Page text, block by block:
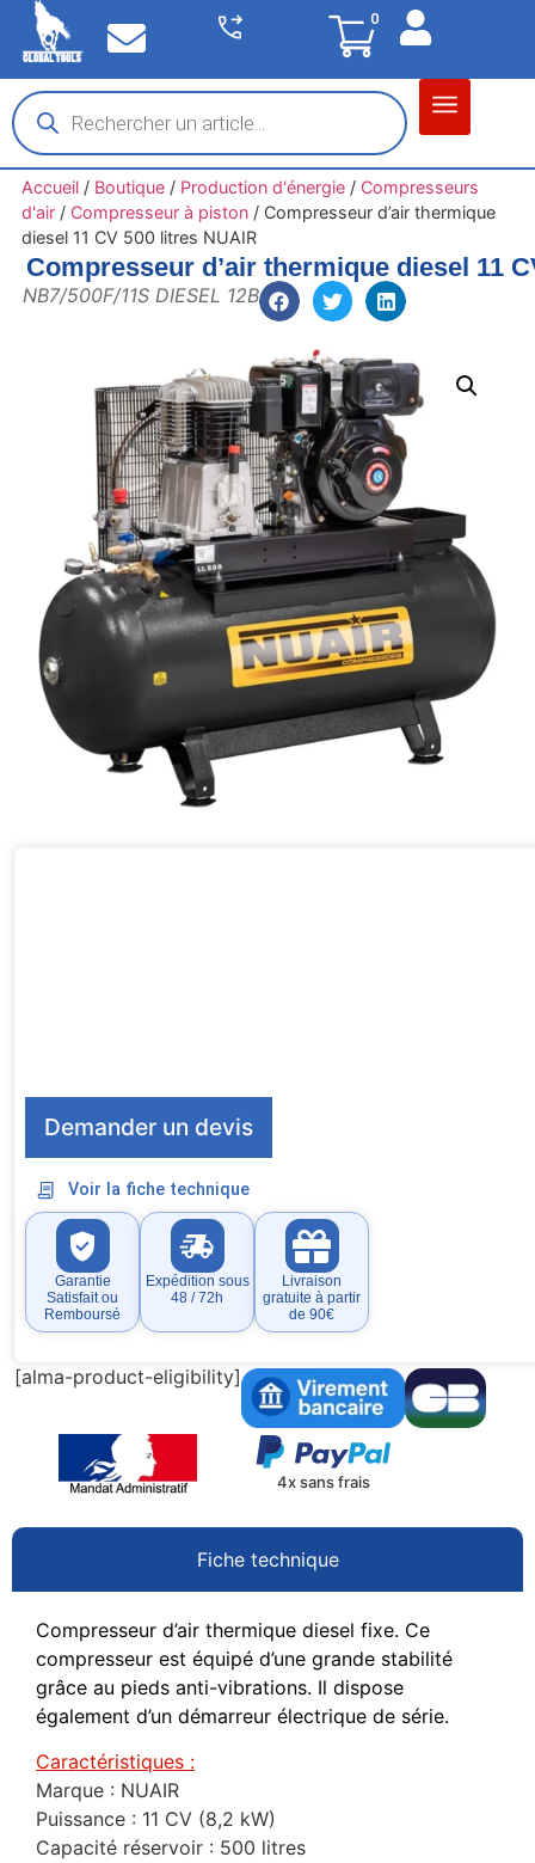
0
Accueil/ Boutique/ Production d'énergie/ Compresseurs
d'air/ Compresseur à piston/ Compresseur d’air thermique
diesel 11 CV 500 litres NUAIR
Compresseur d’air thermique diesel 11
NB7/500F/11S DIESEL 12B
Demander un devis
Voir la fiche technique
Garantie
Satisfait ou
Remboursé
Expédition sous
48 / 72h
Livraison
gratuite à partir
de 90€
[alma-product-eligibility]
4x sans frais
Fiche technique
Compresseur d’air thermique diesel fixe. Ce
compresseur est équipé d’une grande stabilité
grâce au pieds anti-vibrations. Il dispose
également d’un démarreur électrique de série.
Caractéristiques :
Marque : NUAIR
Puissance : 11 CV (8,2 kW)
Capacité réservoir : 500 litres